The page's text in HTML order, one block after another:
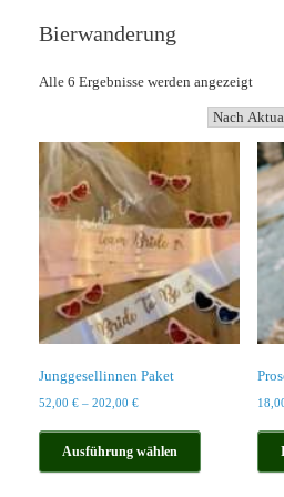
Bierwanderung
Alle 6 Ergebnisse werden angezeigtNach
Junggesellinnen Paket
52,00 € – 202,00 €
Ausführung wählen
weist